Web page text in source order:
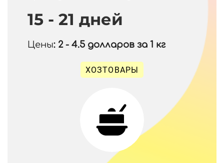
15 - 21 дней
Цены: 2 - 4.5 долларов за 1 кг
ХОЗТОВАРЫ